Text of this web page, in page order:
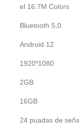
el 16.7M Colors
Bluetooth 5,0
Android 12
1920*1080
2GB
16GB
24 puadas de